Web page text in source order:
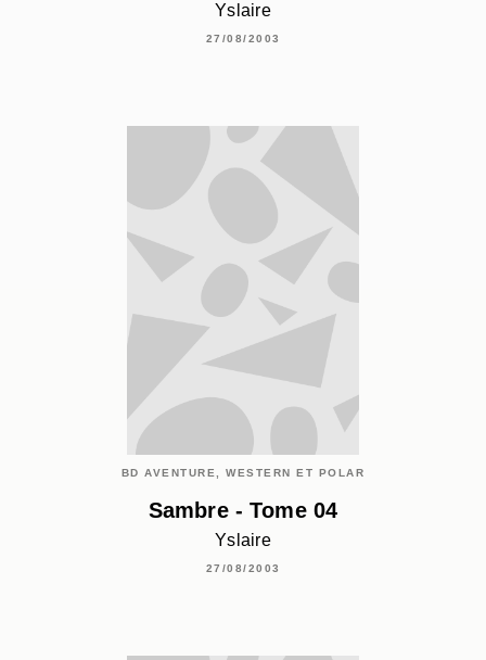
Yslaire
27/08/2003
BD AVENTURE, WESTERN ET POLAR
Sambre - Tome 04
Yslaire
27/08/2003